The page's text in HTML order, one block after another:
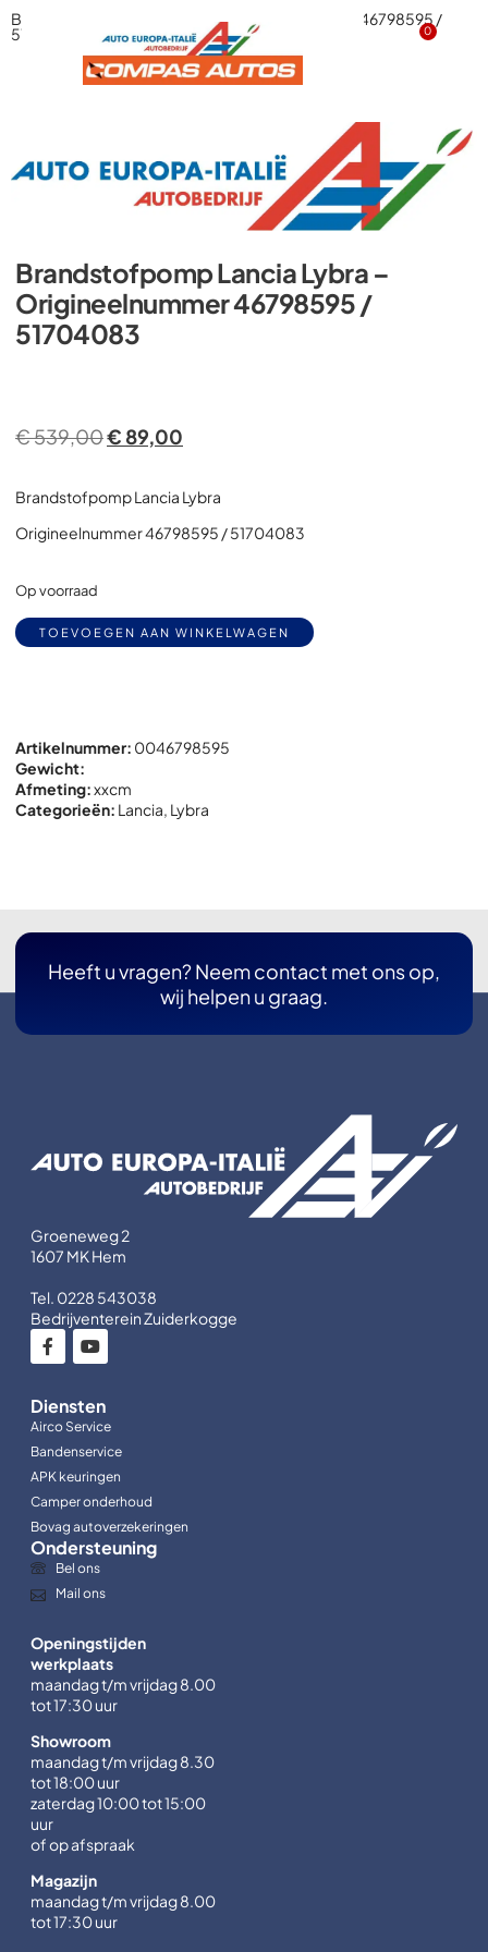
0
Brandstofpomp Lancia Lybra – Origineelnummer 46798595 /
51704083
Brandstofpomp Lancia Lybra –
Origineelnummer 46798595 /
51704083
€539,00€ 89,00
Brandstofpomp Lancia Lybra
Origineelnummer 46798595 / 51704083
Op voorraad
TOEVOEGEN AAN WINKELWAGEN
Artikelnummer: 0046798595
Gewicht:
Afmeting:xxcm
Categorieën: Lancia, Lybra
Heeft u vragen? Neem contact met ons op,
wij helpen u graag.
Groeneweg 2
1607 MK Hem
Tel. 0228 543038
Bedrijventerein Zuiderkogge
Diensten
Airco Service
Bandenservice
APK keuringen
Camper onderhoud
Bovag autoverzekeringen
Ondersteuning
Bel ons
Mail ons
Openingstijden
werkplaats
maandag t/m vrijdag 8.00
tot 17:30 uur
Showroom
maandag t/m vrijdag 8.30
tot 18:00 uur
zaterdag 10:00 tot 15:00
uur
of op afspraak
Magazijn
maandag t/m vrijdag 8.00
tot 17:30 uur